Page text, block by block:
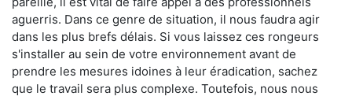
aguerris. Dans ce genre de situation, il nous faudra agir
dans les plus brefs délais. Si vous laissez ces rongeurs
s'installer au sein de votre environnement avant de
prendre les mesures idoines à leur éradication, sachez
que le travail sera plus complexe. Toutefois, nous nous